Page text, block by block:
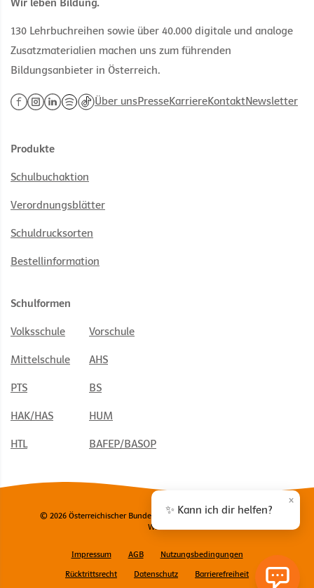
Wir leben Bildung.
130 Lehrbuchreihen sowie über 40.000 digitale und analoge
Zusatzmaterialien machen uns zum führenden
Bildungsanbieter in Österreich.
Über unsPresseKarriereKontaktNewsletter
Produkte
Schulbuchaktion
Verordnungsblätter
Schuldrucksorten
Bestellinformation
Schulformen
Volksschule Vorschule
Mittelschule AHS
PTS BS
HAK/HAS HUM
HTL BAFEP/BASOP
© 2026 Österreichischer Bundesverlag Schulbuch GmbH & Co. KG,
Wien
Impressum AGB
Nutzungsbedingungen
Rücktrittsrecht
Datenschutz Barrierefreiheit
✨ Kann ich dir helfen?
×